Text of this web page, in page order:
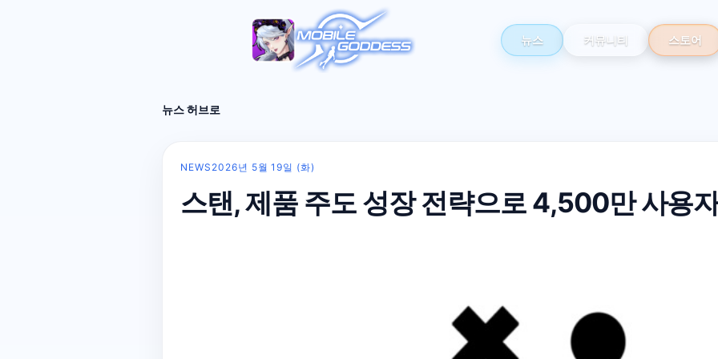
뉴스 커뮤니티 스토어
뉴스 허브로
NEWS 2026년 5월 19일 (화)
스탠, 제품 주도 성장 전략으로 4,500만 사용